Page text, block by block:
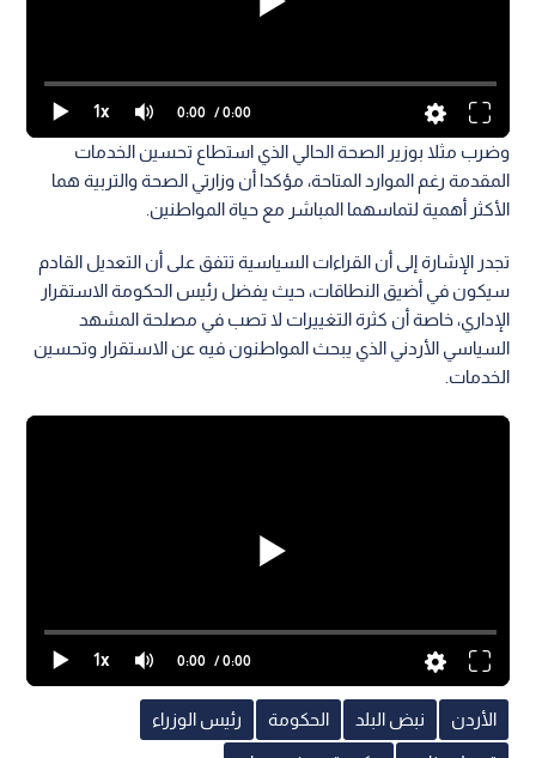
1x 0:00 / 0:00
وضرب مثلا بوزير الصحة الحالي الذي استطاع تحسين الخدمات
المقدمة رغم الموارد المتاحة، مؤكدا أن وزارتي الصحة والتربية هما
الأكثر أهمية لتماسهما المباشر مع حياة المواطنين.
تجدر الإشارة إلى أن القراءات السياسية تتفق على أن التعديل القادم
سيكون في أضيق النطاقات، حيث يفضل رئيس الحكومة الاستقرار
الإداري، خاصة أن كثرة التغييرات لا تصب في مصلحة المشهد
السياسي الأردني الذي يبحث المواطنون فيه عن الاستقرار وتحسين
الخدمات.
1x 0:00 / 0:00
الأردن نبض البلد الحكومة رئيس الوزراء